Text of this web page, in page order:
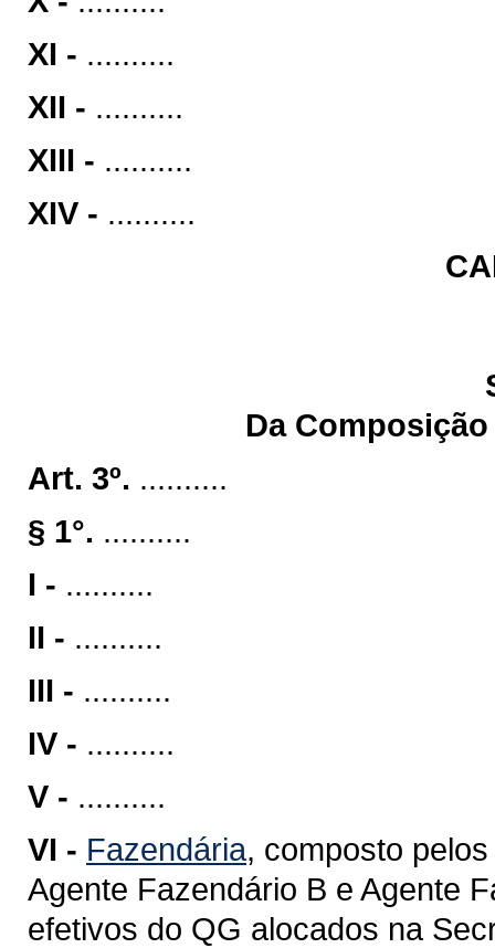
XI - ..........
XII - ..........
XIII - ..........
XIV - ..........
Da
Art. 3º. ..........
§ 1°. ..........
I - ..........
II - ..........
III - ..........
IV - ..........
V - ..........
VI - Fazendária, composto
Agente Fazendário B e Agente
efetivos do QG alocados na